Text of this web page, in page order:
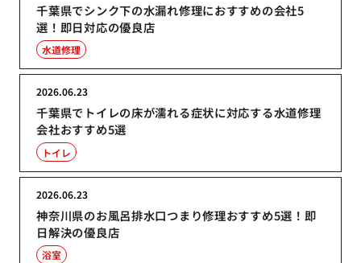
千葉県でシンク下の水漏れ修理におすすめの会社5
選！即日対応の優良店
水道修理
千葉県でトイレの床が濡れる症状に対応する水道修理
会社おすすめ5選
2026.06.23
トイレ
神奈川県のお風呂排水口つまり修理おすすめ5選！即
日解決の優良店
2026.06.23
浴室